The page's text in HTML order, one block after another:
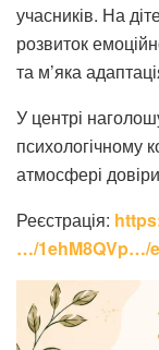
учасників. На
розвиток
та м’яка
У центрі
психологічному
атмосфері
Реєстрація:
…/1ehM8QVp…/